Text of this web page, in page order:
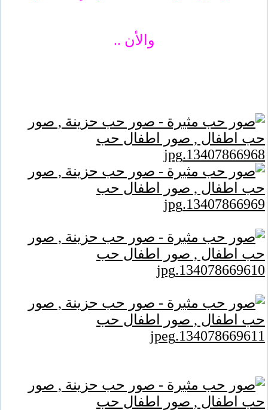
والأن ..